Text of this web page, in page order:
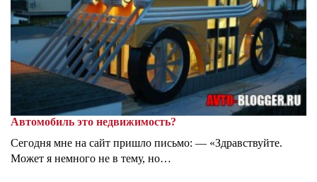
Автомобиль это недвижимость?
Сегодня мне на сайт пришло письмо: — «Здравствуйте.
Может я немного не в тему, но…